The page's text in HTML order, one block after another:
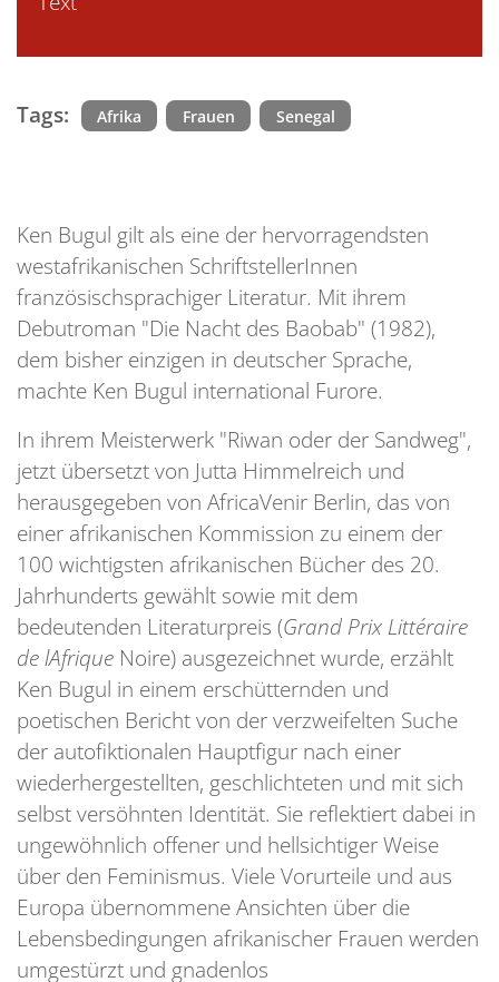
Tags: Afrika Frauen Senegal
Ken Bugul gilt als eine der hervorragendsten
westafrikanischen SchriftstellerInnen
französischsprachiger Literatur. Mit ihrem
Debutroman "Die Nacht des Baobab" (1982),
dem bisher einzigen in deutscher Sprache,
machte Ken Bugul international Furore.
In ihrem Meisterwerk "Riwan oder der Sandweg",
jetzt übersetzt von Jutta Himmelreich und
herausgegeben von AfricaVenir Berlin, das von
einer afrikanischen Kommission zu einem der
100 wichtigsten afrikanischen Bücher des 20.
Jahrhunderts gewählt sowie mit dem
bedeutenden Literaturpreis (Grand Prix Littéraire
de lAfrique Noire) ausgezeichnet wurde, erzählt
Ken Bugul in einem erschütternden und
poetischen Bericht von der verzweifelten Suche
der autofiktionalen Hauptfigur nach einer
wiederhergestellten, geschlichteten und mit sich
selbst versöhnten Identität. Sie reflektiert dabei in
ungewöhnlich offener und hellsichtiger Weise
über den Feminismus. Viele Vorurteile und aus
Europa übernommene Ansichten über die
Lebensbedingungen afrikanischer Frauen werden
umgestürzt und gnadenlos